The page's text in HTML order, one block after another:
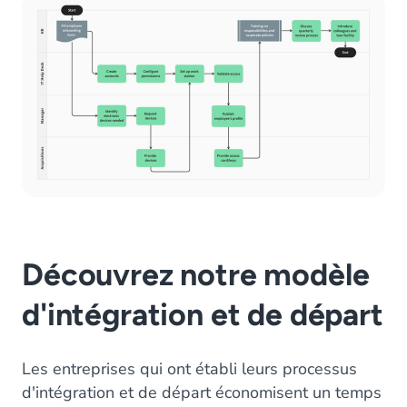
Découvrez notre modèle
d'intégration et de départ
Les entreprises qui ont établi leurs processus
d'intégration et de départ économisent un temps